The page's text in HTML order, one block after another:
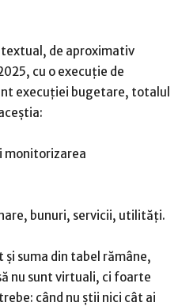
textual, de aproximativ
cu o execuție de
execuției bugetare, totalul
monitorizarea
bunuri, servicii, utilități.
suma din tabel rămâne,
nu sunt virtuali, ci foarte
când nu știi nici cât ai